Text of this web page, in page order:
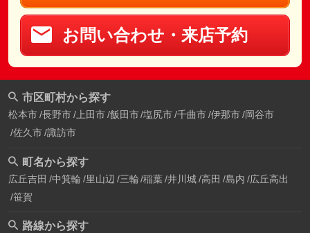
お問い合わせ・来店予約
市区町村から探す
松本市 長野市 上田市 飯田市 塩尻市 千曲市 伊那市 岡谷市
佐久市 諏訪市
町名から探す
広丘吉田 中箕輪 里山辺 三輪 稲葉 井川城 高田 島内 広丘高出
笹賀
路線から探す